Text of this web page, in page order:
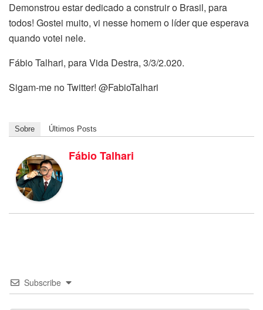
Demonstrou estar dedicado a construir o Brasil, para
todos! Gostei muito, vi nesse homem o líder que esperava
quando votei nele.
Fábio Talhari, para Vida Destra, 3/3/2.020.
Sigam-me no Twitter! @FabioTalhari
Sobre Últimos Posts
Fábio Talhari
Subscribe